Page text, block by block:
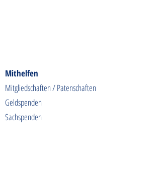
Mithelfen
Mitgliedschaften / Patenschaften
Geldspenden
Sachspenden